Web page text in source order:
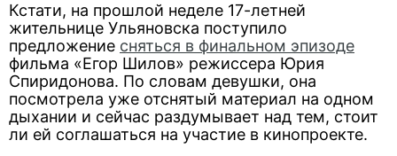
Кстати, на прошлой неделе 17-летней
жительнице Ульяновска поступило
предложение сняться в финальном эпизоде
фильма «Егор Шилов» режиссера Юрия
Спиридонова. По словам девушки, она
посмотрела уже отснятый материал на одном
дыхании и сейчас раздумывает над тем, стоит
ли ей соглашаться на участие в кинопроекте.